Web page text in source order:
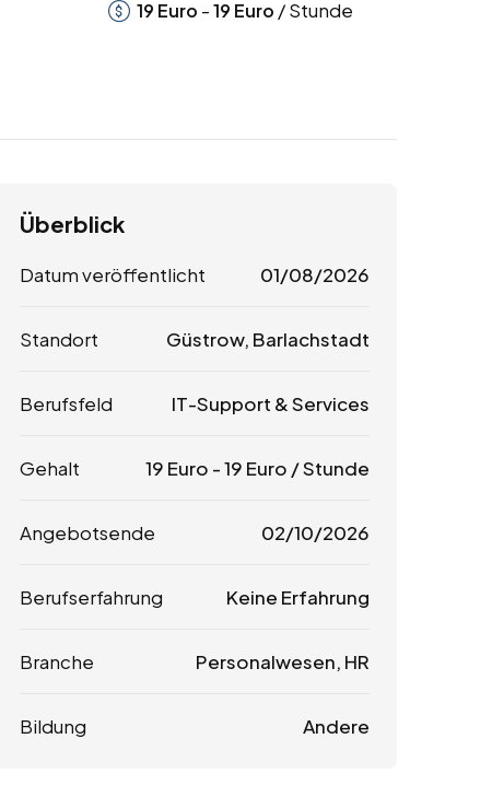
19 Euro -19 Euro / Stunde
Überblick
Datum veröffentlicht 01/08/2026
Standort Güstrow, Barlachstadt
Berufsfeld IT-Support & Services
Gehalt 19 Euro -19 Euro / Stunde
Angebotsende 02/10/2026
Berufserfahrung Keine Erfahrung
Branche Personalwesen, HR
Bildung Andere